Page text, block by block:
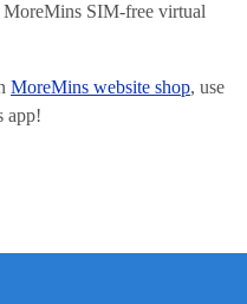
MoreMins SIM-free virtual
MoreMins website shop, use
app!